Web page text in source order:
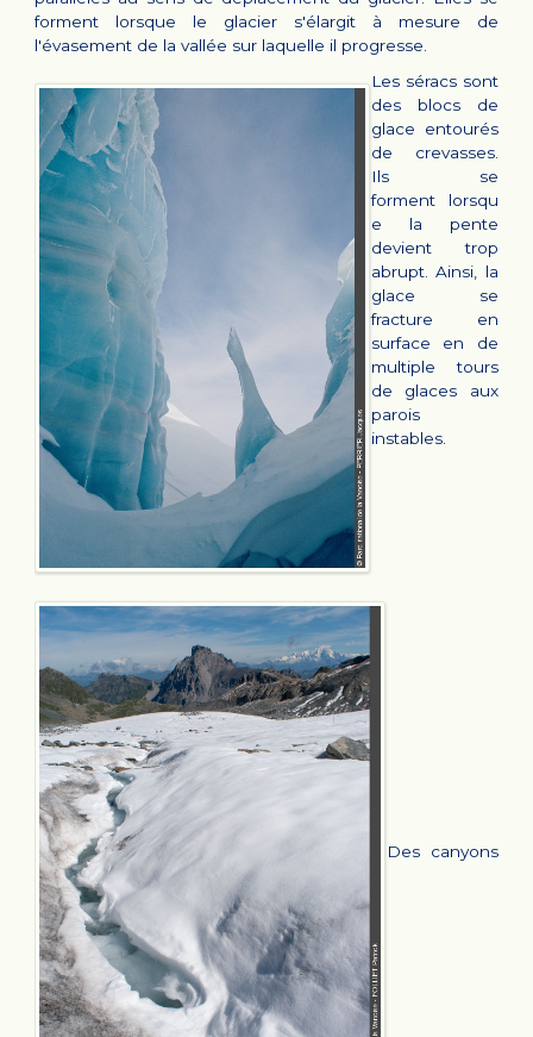
forment lorsque le glacier s'élargit à mesure de
l'évasement de la vallée sur laquelle il progresse.
Les séracs sont
des blocs de
glace entourés
de crevasses.
Ils se
forment lorsqu
e la pente
devient trop
abrupt. Ainsi, la
glace se
fracture en
surface en de
multiple tours
de glaces aux
parois
instables.
Des canyons